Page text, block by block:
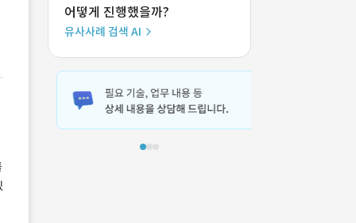
어떻게 진행했을까?
유사사례 검색 AI